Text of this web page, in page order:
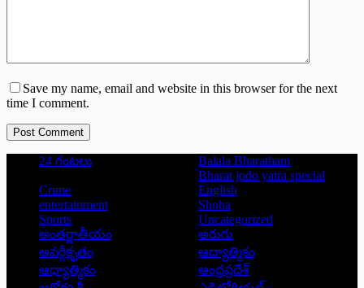
Save my name, email and website in this browser for the next
time I comment.
Post Comment
24 గంటలు
Balala Bharatham
Bharat jodo yatra special
Crime
English
entertainment
Shoba
Sports
Uncategorized
అంతర్జాతీయం
అరుగు
అవర్గీకృతం
ఆద్యాత్మికం
ఆధ్యాత్మికం
ఆంధ్రప్రదేశ్